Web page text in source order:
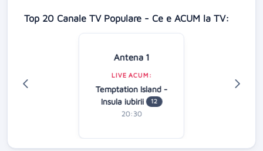
Top 20 Canale TV Populare - Ce e ACUM la TV:
Antena 1
LIVE ACUM:
Temptation Island -
Insula iubirii
12
20:30